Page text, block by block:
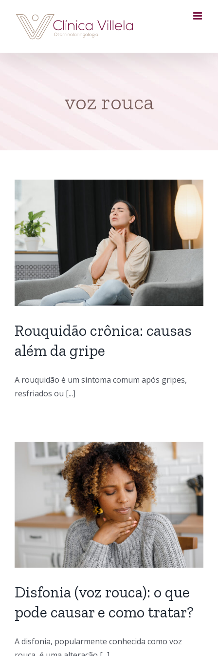
content
voz rouca
Rouquidão crônica: causas
além da gripe
A rouquidão é um sintoma comum após gripes,
resfriados ou [...]
Disfonia (voz rouca): o que
pode causar e como tratar?
A disfonia, popularmente conhecida como voz